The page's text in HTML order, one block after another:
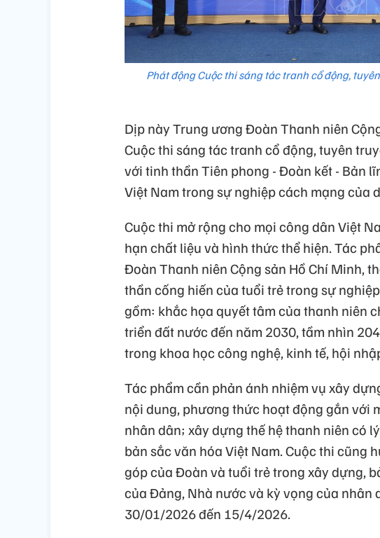
Phát động Cuộc thi sáng tác tranh cổ động,
Dịp này Trung ương Đoàn Thanh niên
Cuộc thi sáng tác tranh cổ động, tuyên
với tinh thần Tiên phong - Đoàn kết - Bản
Việt Nam trong sự nghiệp cách mạng của
Cuộc thi mở rộng cho mọi công dân Việt
hạn chất liệu và hình thức thể hiện. Tác
Đoàn Thanh niên Cộng sản Hồ Chí Minh,
thần cống hiến của tuổi trẻ trong sự
gồm: khắc họa quyết tâm của thanh niên
triển đất nước đến năm 2030, tầm nhìn
trong khoa học công nghệ, kinh tế, hội
Tác phẩm cần phản ánh nhiệm vụ xây
nội dung, phương thức hoạt động gắn với
nhân dân; xây dựng thế hệ thanh niên có
bản sắc văn hóa Việt Nam. Cuộc thi cũng
góp của Đoàn và tuổi trẻ trong xây dựng,
của Đảng, Nhà nước và kỳ vọng của nhân
30/01/2026 đến 15/4/2026.